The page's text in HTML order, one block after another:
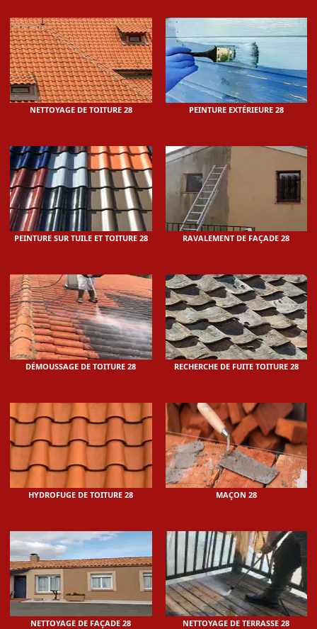
NETTOYAGE DE TOITURE 28 PEINTURE EXTÉRIEURE 28
PEINTURE SUR TUILE ET TOITURE 28 RAVALEMENT DE FAÇADE 28
DÉMOUSSAGE DE TOITURE 28 RECHERCHE DE FUITE TOITURE 28
HYDROFUGE DE TOITURE 28 MAÇON 28
NETTOYAGE DE FAÇADE 28 NETTOYAGE DE TERRASSE 28